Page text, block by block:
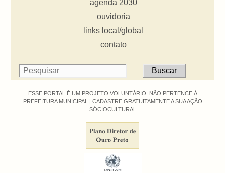
agenda 2030
ouvidoria
links local/global
contato
ESSE PORTAL É UM PROJETO VOLUNTÁRIO. NÃO PERTENCE À
PREFEITURA MUNICIPAL | CADASTRE GRATUITAMENTE A SUA AÇÃO
SÓCIOCULTURAL